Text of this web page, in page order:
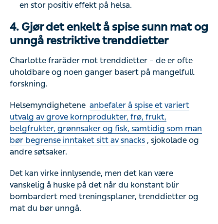
en stor positiv effekt på helsa.
4. Gjør det enkelt å spise sunn mat og
unngå restriktive trenddietter
Charlotte fraråder mot trenddietter – de er ofte
uholdbare og noen ganger basert på mangelfull
forskning.
Helsemyndighetene anbefaler å spise et variert
utvalg av grove kornprodukter, frø, frukt,
belgfrukter, grønnsaker og fisk, samtidig som man
bør begrense inntaket sitt av snacks , sjokolade og
andre søtsaker.
Det kan virke innlysende, men det kan være
vanskelig å huske på det når du konstant blir
bombardert med treningsplaner, trenddietter og
mat du bør unngå.